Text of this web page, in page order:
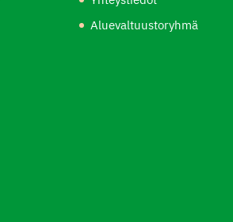
Aluevaltuustoryhmä